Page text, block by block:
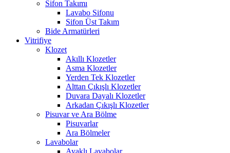
Sifon Takımı
Lavabo Sifonu
Sifon Üst Takım
Bide Armatürleri
Vitrifiye
Klozet
Akıllı Klozetler
Asma Klozetler
Yerden Tek Klozetler
Alttan Çıkışlı Klozetler
Duvara Dayalı Klozetler
Arkadan Çıkışlı Klozetler
Pisuvar ve Ara Bölme
Pisuvarlar
Ara Bölmeler
Lavabolar